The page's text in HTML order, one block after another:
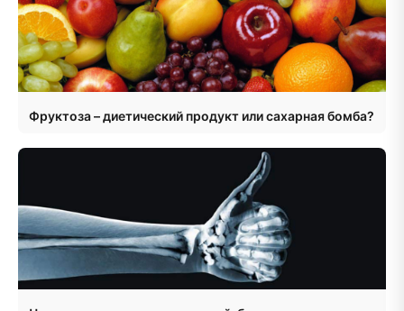
Фруктоза – диетический продукт или сахарная бомба?